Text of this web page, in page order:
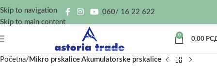
Skip to navigation
Skip to main content
060/ 16 22 622
0
0,00
Početna Mikro prskalice Akumulatorske prskalice